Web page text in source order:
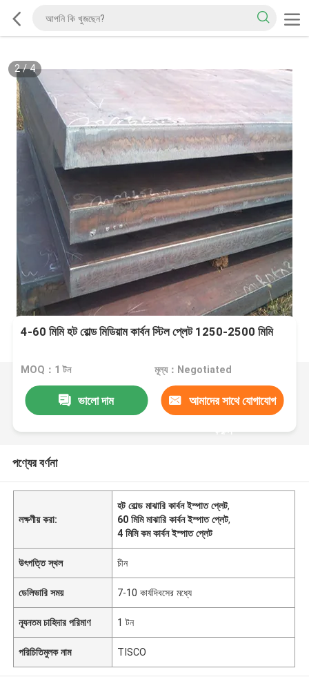
2/4
4-60 মিমি হট রোল্ড মিডিয়াম কার্বন স্টিল প্লেট 1250-2500 মিমি
MOQ：1 টন মূল্য：Negotiated
ভালো দাম আমাদের সাথে যোগাযোগ
করুন
পণ্যের বর্ণনা
লক্ষণীয় করা:
হট রোল্ড মাঝারি কার্বন ইস্পাত প্লেট,
60 মিমি মাঝারি কার্বন ইস্পাত প্লেট,
4 মিমি কম কার্বন ইস্পাত প্লেট
উৎপত্তি স্থল চীন
ডেলিভারি সময় 7-10 কার্যদিবসের মধ্যে
ন্যূনতম চাহিদার পরিমাণ 1 টন
পরিচিতিমুলক নাম TISCO